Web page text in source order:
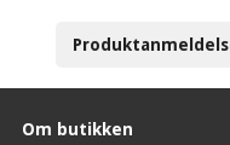
Om butikken